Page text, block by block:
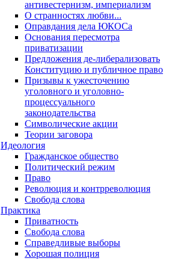
антивестернизм, империализм
О странностях любви...
Оправдания дела ЮКОСа
Основания пересмотра
приватизации
Предложения де-либерализовать
Конституцию и публичное право
Призывы к ужесточению
уголовного и уголовно-
процессуального
законодательства
Символические акции
Теории заговора
Идеология
Гражданское общество
Политический режим
Право
Революция и контрреволюция
Свобода слова
Практика
Приватность
Свобода слова
Справедливые выборы
Хорошая полиция